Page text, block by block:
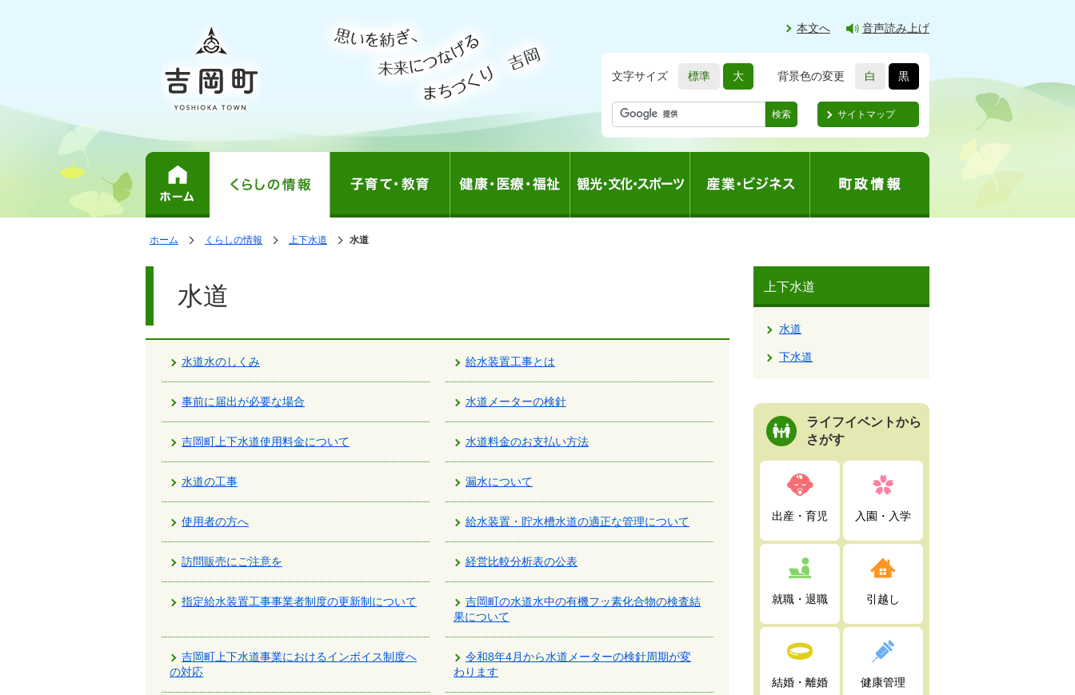
本文へ 音声読み上げ
文字サイズ 標準 大 背景色の変更 白 黒
検索 サイトマップ
表
ペ
ホーム
のくらしの情報
の
上下水道
の
水道
す。
水道
水道水のしくみ 給水装置工事とは
事前に届出が必要な場合 水道メーターの検針
吉岡町上下水道使用料金について 水道料金のお支払い方法
水道の工事 漏水について
使用者の方へ 給水装置・貯水槽水道の適正な管理について
訪問販売にご注意を 経営比較分析表の公表
指定給水装置工事事業者制度の更新制について
吉岡町の水道水中の有機フッ素化合物の検査結
果について
吉岡町上下水道事業におけるインボイス制度へ
の対応
令和8年4月から水道メーターの検針周期が変
わります
上下水道
水道
下水道
ライフイベントから
さがす
出産・育児 入園・入学
就職・退職 引越し
結婚・離婚 健康管理